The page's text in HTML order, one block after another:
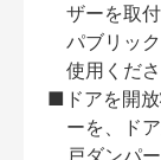
ザーを取
パブリッ
使用くださ
■ドアを開
ーを、ド